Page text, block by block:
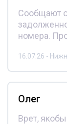
Сообщают
номера.
16.07.26 -
Олег
Врет,